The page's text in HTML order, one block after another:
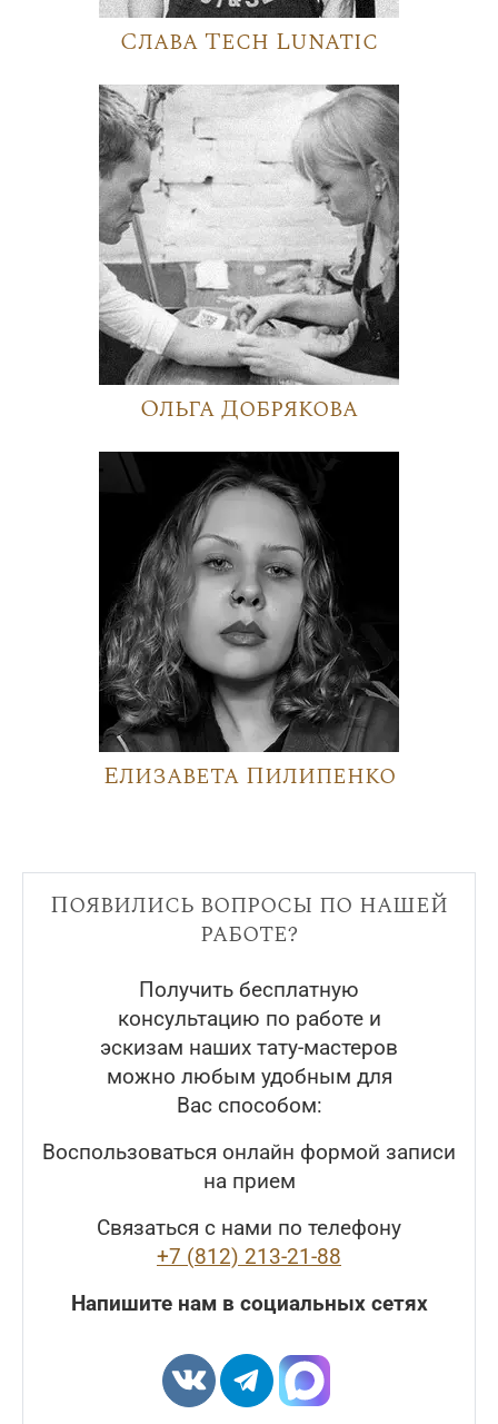
Слава Tech Lunatic
Ольга Добрякова
Елизавета Пилипенко
Появились вопросы по нашей
работе?
Получить бесплатную
консультацию по работе и
эскизам наших тату-мастеров
можно любым удобным для
Вас способом:
Воспользоваться онлайн формой записи
на прием
Связаться с нами по телефону
+7 (812) 213-21-88
Напишите нам в социальных сетях